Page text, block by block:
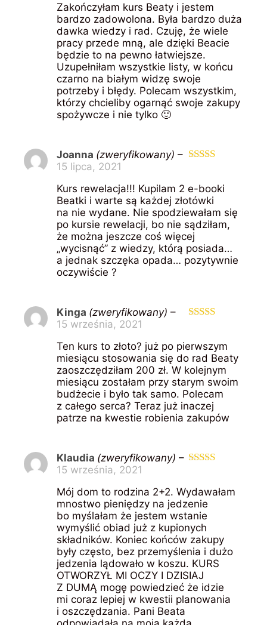
Zakończyłam kurs Beaty i jestem
bardzo zadowolona. Była bardzo duża
dawka wiedzy i rad. Czuję, że wiele
pracy przede mną, ale dzięki Beacie
będzie to na pewno łatwiejsze.
Uzupełniłam wszystkie listy, w końcu
czarno na białym widzę swoje
potrzeby i błędy. Polecam wszystkim,
którzy chcieliby ogarnąć swoje zakupy
spożywcze i nie tylko 🙂
Joanna (zweryfikowany) –
15 lipca, 2021
Kurs rewelacja!!! Kupilam 2 e-booki
Beatki i warte są każdej złotówki
na nie wydane. Nie spodziewałam się
po kursie rewelacji, bo nie sądziłam,
że można jeszcze coś więcej
„wycisnąć” z wiedzy, którą posiada…
a jednak szczęka opada… pozytywnie
oczywiście ?
Kinga (zweryfikowany) –
15 września, 2021
Ten kurs to złoto? już po pierwszym
miesiącu stosowania się do rad Beaty
zaoszczędziłam 200 zł. W kolejnym
miesiącu zostałam przy starym swoim
budżecie i było tak samo. Polecam
z całego serca? Teraz już inaczej
patrze na kwestie robienia zakupów
Klaudia (zweryfikowany) –
15 września, 2021
Mój dom to rodzina 2+2. Wydawałam
mnostwo pieniędzy na jedzenie
bo myślałam że jestem wstanie
wymyślić obiad już z kupionych
składników. Koniec końców zakupy
były często, bez przemyślenia i dużo
jedzenia lądowało w koszu. KURS
OTWORZYŁ MI OCZY I DZISIAJ
Z DUMĄ mogę powiedzieć że idzie
mi coraz lepiej w kwestii planowania
i oszczędzania. Pani Beata